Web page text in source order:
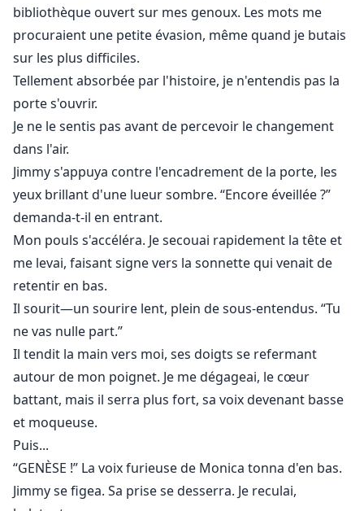
bibliothèque ouvert sur mes genoux. Les mots me
procuraient une petite évasion, même quand je butais
sur les plus difficiles.
Tellement absorbée par l'histoire, je n'entendis pas la
porte s'ouvrir.
Je ne le sentis pas avant de percevoir le changement
dans l'air.
Jimmy s'appuya contre l'encadrement de la porte, les
yeux brillant d'une lueur sombre. “Encore éveillée ?”
demanda-t-il en entrant.
Mon pouls s'accéléra. Je secouai rapidement la tête et
me levai, faisant signe vers la sonnette qui venait de
retentir en bas.
Il sourit—un sourire lent, plein de sous-entendus. “Tu
ne vas nulle part.”
Il tendit la main vers moi, ses doigts se refermant
autour de mon poignet. Je me dégageai, le cœur
battant, mais il serra plus fort, sa voix devenant basse
et moqueuse.
Puis...
“GENÈSE !” La voix furieuse de Monica tonna d'en bas.
Jimmy se figea. Sa prise se desserra. Je reculai,